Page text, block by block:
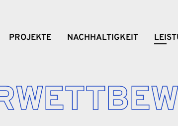
PROJEKTE NACHHALTIGKEIT